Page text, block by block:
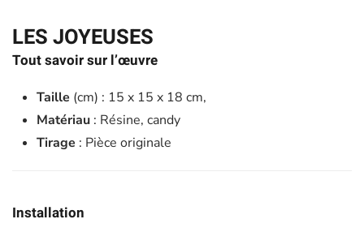
LES JOYEUSES
Tout savoir sur l’œuvre
Taille (cm) : 15 x 15 x 18 cm,
Matériau : Résine, candy
Tirage : Pièce originale
Installation